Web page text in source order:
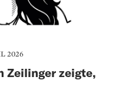
2026
­Zeilinger zeigte,